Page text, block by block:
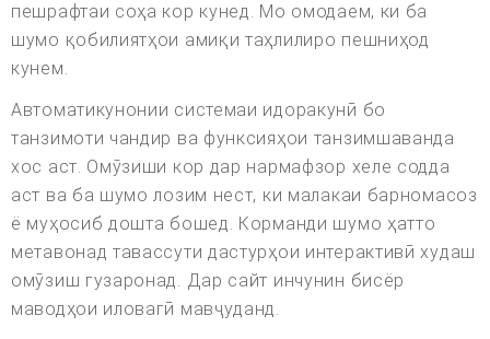
пешрафтаи соҳа кор кунед. Мо омодаем, ки ба
шумо қобилиятҳои амиқи таҳлилиро пешниҳод
кунем.
Автоматикунонии системаи идоракунӣ бо
танзимоти чандир ва функсияҳои танзимшаванда
хос аст. Омӯзиши кор дар нармафзор хеле содда
аст ва ба шумо лозим нест, ки малакаи барномасоз
ё муҳосиб дошта бошед. Корманди шумо ҳатто
метавонад тавассути дастурҳои интерактивӣ худаш
омӯзиш гузаронад. Дар сайт инчунин бисёр
маводҳои иловагӣ мавҷуданд.